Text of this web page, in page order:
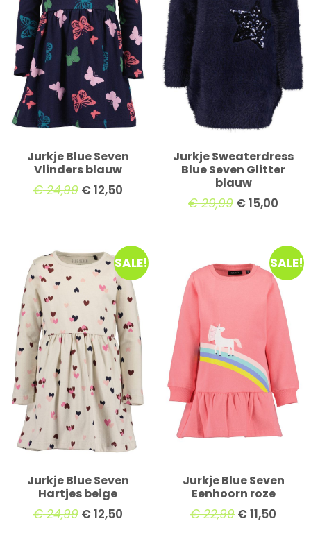
Jurkje Blue Seven
Vlinders blauw
€24,99 €12,50
Jurkje Sweaterdress
Blue Seven Glitter
blauw
€29,99 €15,00
SALE!
Jurkje Blue Seven
Hartjes beige
€24,99 €12,50
SALE!
Jurkje Blue Seven
Eenhoorn roze
€22,99 €11,50